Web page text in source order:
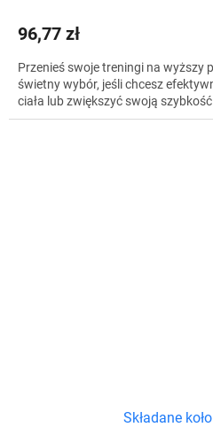
96,77 zł
Przenieś swoje treningi na wyższy
świetny wybór, jeśli chcesz
ciała lub zwiększyć swoją
Składane